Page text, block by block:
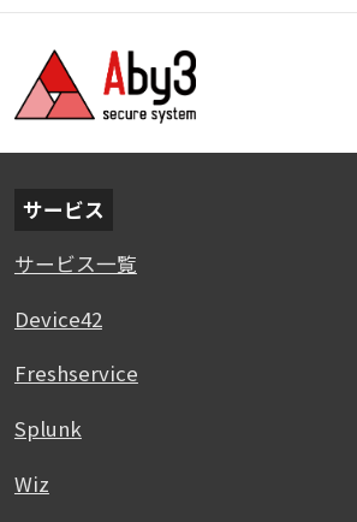
サービス
サービス一覧
Device42
Freshservice
Splunk
Wiz